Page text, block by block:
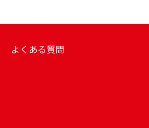
よくある質問